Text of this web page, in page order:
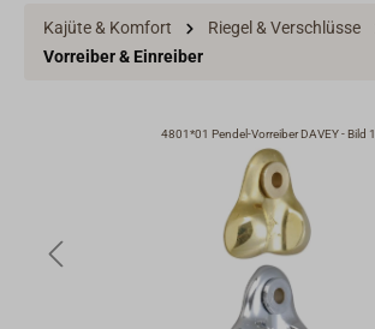
Kajüte & Komfort
Riegel & Verschlüsse
Vorreiber & Einreiber
4801*01 Pendel-Vorreiber DAVEY - Bild 1